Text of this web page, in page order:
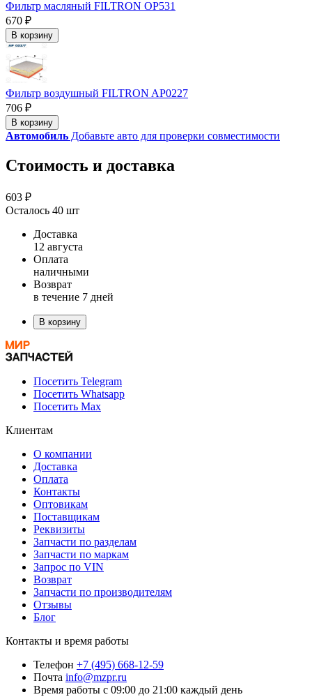
Фильтр масляный FILTRON OP531
670 ₽
В корзину
Фильтр воздушный FILTRON AP0227
706 ₽
В корзину
Автомобиль Добавьте авто для проверки совместимости
Стоимость и доставка
603 ₽
Осталось 40 шт
Доставка
12 августа
Оплата
наличными
Возврат
в течение 7 дней
В корзину
Посетить Telegram
Посетить Whatsapp
Посетить Max
Клиентам
О компании
Доставка
Оплата
Контакты
Оптовикам
Поставщикам
Реквизиты
Запчасти по разделам
Запчасти по маркам
Запрос по VIN
Возврат
Запчасти по производителям
Отзывы
Блог
Контакты и время работы
Телефон +7 (495) 668-12-59
Почта info@mzpr.ru
Время работы с 09:00 до 21:00 каждый день